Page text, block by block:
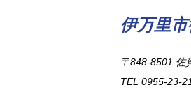
伊万里
〒848-8501 佐
TEL 0955-23-